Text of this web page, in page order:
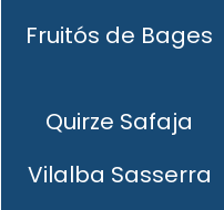
Fruitós de Bages
Quirze Safaja
Vilalba Sasserra